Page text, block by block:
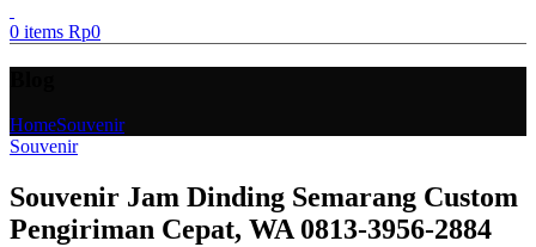
0 items Rp0
HomeSouvenir
Souvenir
Souvenir Jam Dinding Semarang Custom
Pengiriman Cepat, WA 0813-3956-2884